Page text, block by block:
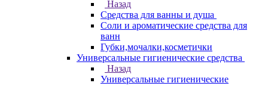
Назад
Средства для ванны и душа
Соли и ароматические средства для
ванн
Губки,мочалки,косметички
Универсальные гигиенические средства
Назад
Универсальные гигиенические